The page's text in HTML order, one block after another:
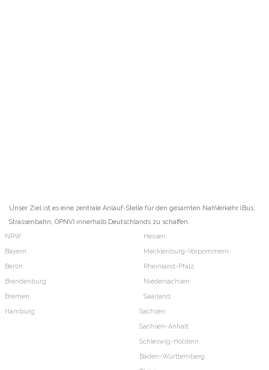
Unser Ziel ist es eine zentrale Anlauf-Stelle für den gesamten NahVerkehr (Bus,
Strassenbahn, ÖPNV) innerhalb Deutschlands zu schaffen.
NRW
Bayern
Berlin
Brandenburg
Bremen
Hamburg
Hessen
Mecklenburg-Vorpommern
Rheinland-Pfalz
Niedersachsen
Saarland
Sachsen
Sachsen-Anhalt
Schleswig-Holstein
Baden-Württemberg